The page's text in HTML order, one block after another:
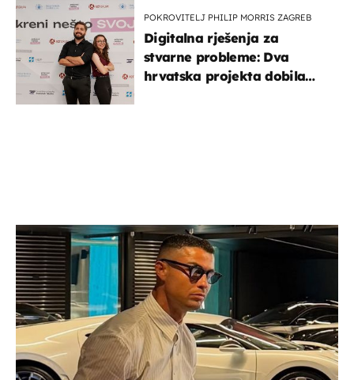
POKROVITELJ PHILIP MORRIS ZAGREB
Digitalna rješenja za
stvarne probleme: Dva
hrvatska projekta dobila